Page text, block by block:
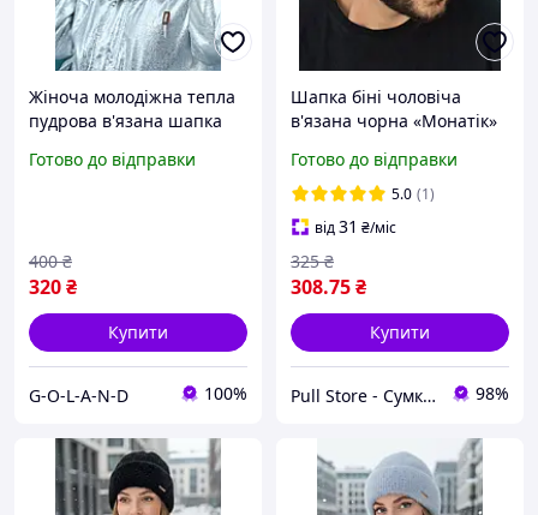
Жіноча молодіжна тепла
пудрова в'язана шапка
Готово до відправки
320₴
400 ₴
Купити
G-O-L-A-N-D 100%
Шапка біні чоловіча
в'язана чорна «Монатік»
Готово до відправки
5.0 (1)
від31 ₴/міс
308.75₴
325 ₴
Купити
Pull Store - Cумки, рюкзаки, шапки та інші аксесуари 98%